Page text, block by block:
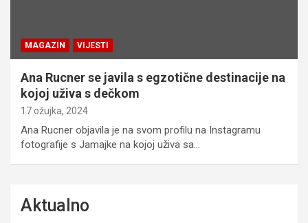
MAGAZIN VIJESTI
Ana Rucner se javila s egzotične destinacije na
kojoj uživa s dečkom
17 ožujka, 2024
Ana Rucner objavila je na svom profilu na Instagramu
fotografije s Jamajke na kojoj uživa sa…
Aktualno